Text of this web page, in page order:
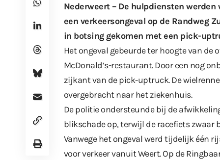
Nederweert – De hulpdiensten werden
een verkeersongeval op de Randweg
in botsing gekomen met een pick-
Het ongeval gebeurde ter hoogte van
McDonald’s-restaurant. Door een nog
zijkant van de pick-uptruck. De
overgebracht naar het ziekenhuis.
De politie ondersteunde bij de
blikschade op, terwijl de racefiets zwaar
Vanwege het ongeval werd tijdelijk één
voor verkeer vanuit Weert. Op de